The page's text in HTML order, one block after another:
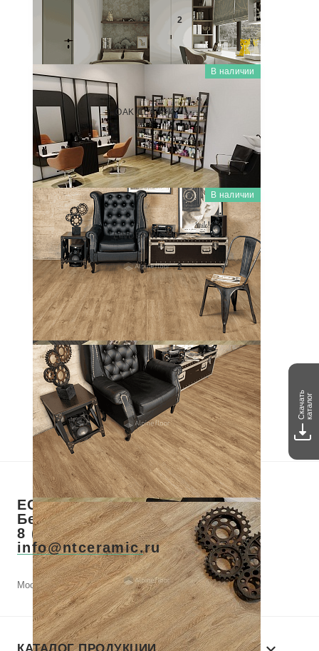
2 800 2
В наличии
WOODEN CLASSIC (КЛАССИЧЕСКОЕ ДЕРЕВО)
SP55204P
OAK CLASSIC
2 800 ₽/м2
В наличии
WOODEN CLASSIC (КЛАССИЧЕСКОЕ ДЕРЕВО)
SP55205P
LINDEN WOOD
2 800 ₽/м2
Скачатькаталог
ЕСТЬ ВОПРОСЫ? ЗВОНИТЕ!
Бесплатный звонок по РФ
8 (800) 700-28-73
info@ntceramic.ru
Москва, Летниковская, д. 2, стр.1, этаж 11